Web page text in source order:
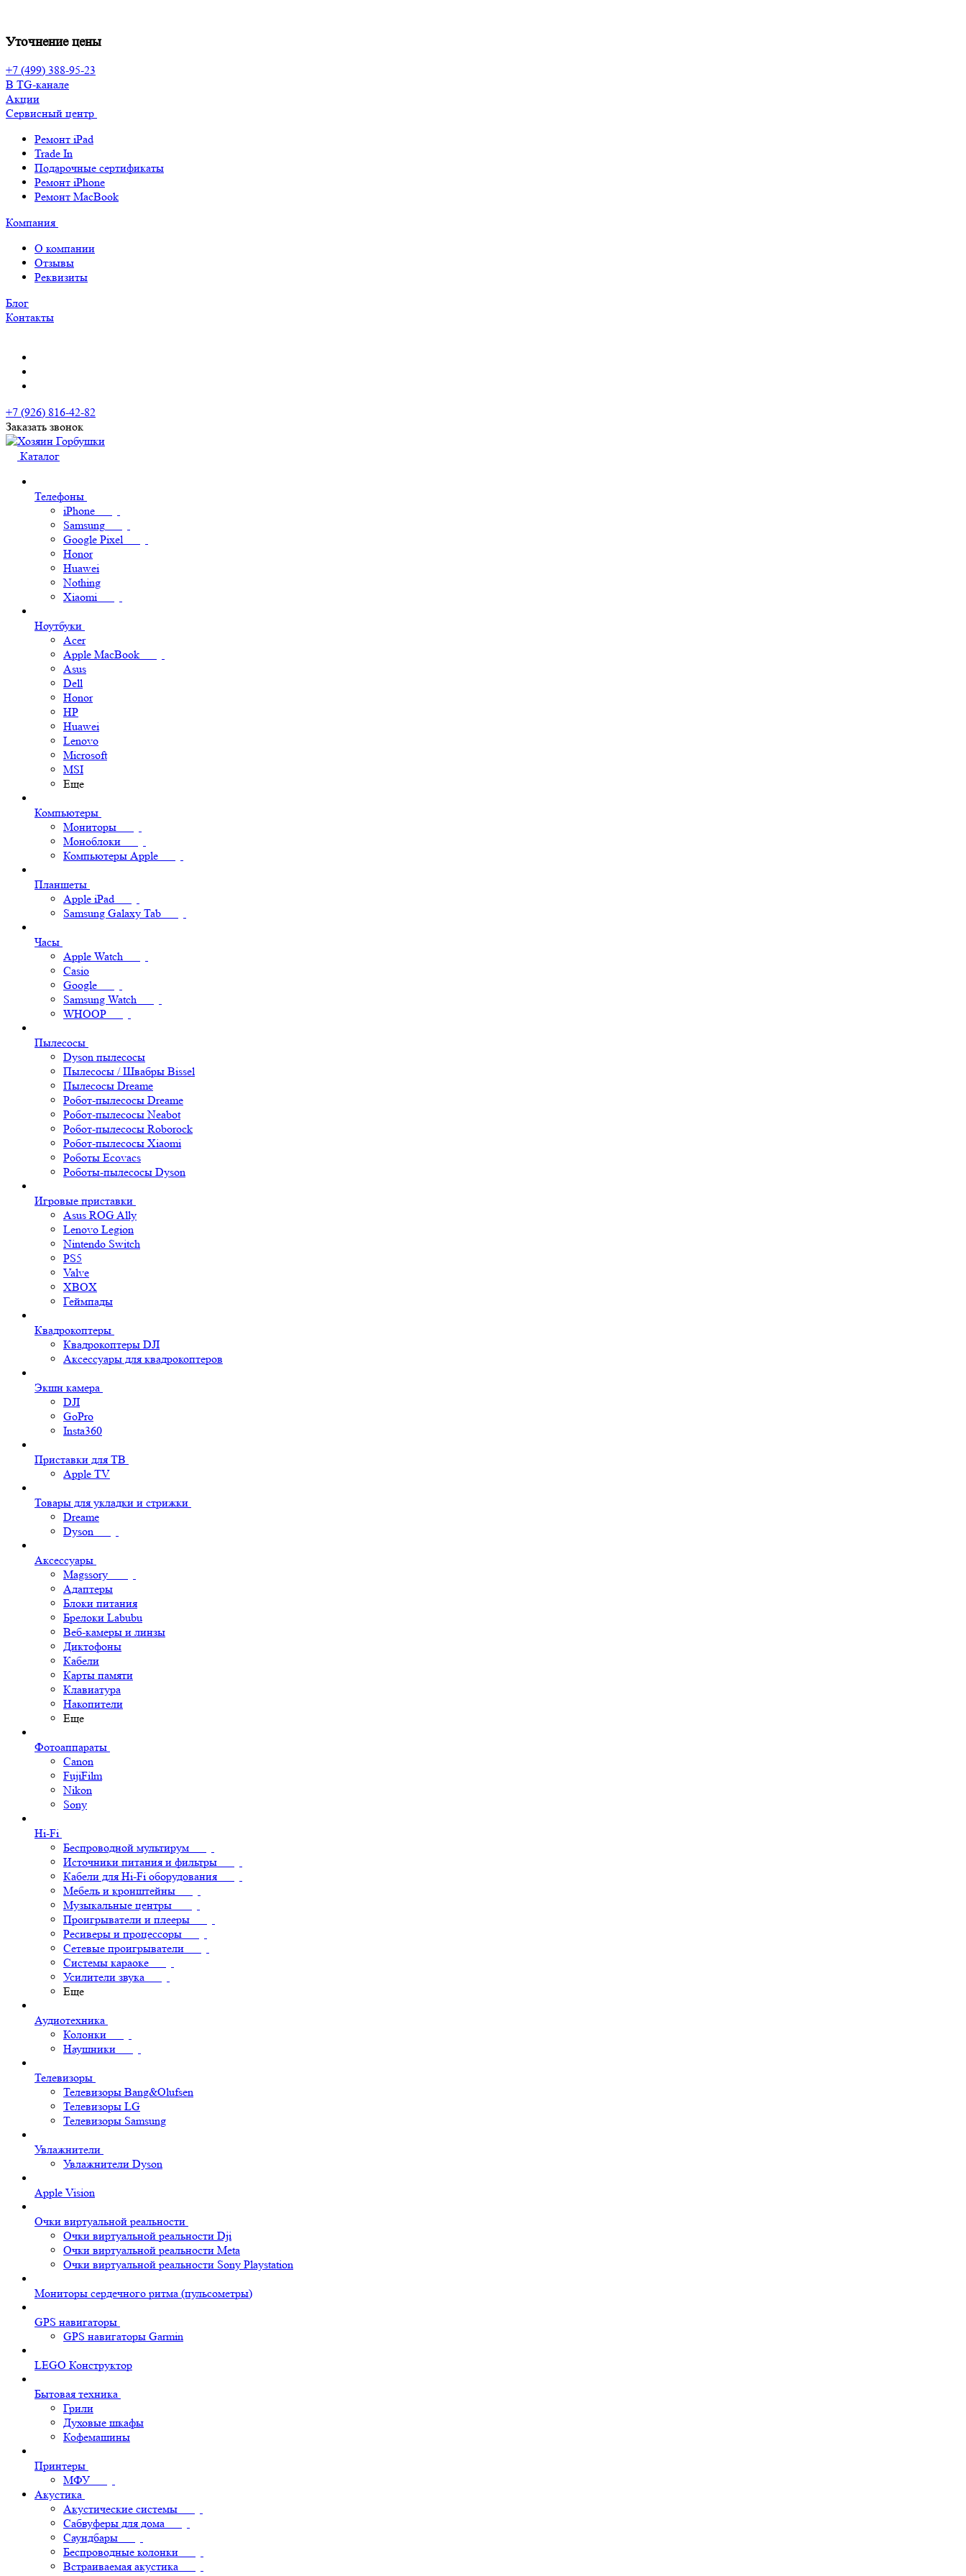
Уточнение цены
+7 (499) 388-95-23
В TG-канале
Акции
Сервисный центр
Ремонт iPad
Trade In
Подарочные сертификаты
Ремонт iPhone
Ремонт MacBook
Компания
О компании
Отзывы
Реквизиты
Блог
Контакты
+7 (926) 816-42-82
Заказать звонок
Каталог
Телефоны
iPhone
Samsung
Google Pixel
Honor
Huawei
Nothing
Xiaomi
Ноутбуки
Acer
Apple MacBook
Asus
Dell
Honor
HP
Huawei
Lenovo
Microsoft
MSI
Еще
Компьютеры
Мониторы
Моноблоки
Компьютеры Apple
Планшеты
Apple iPad
Samsung Galaxy Tab
Часы
Apple Watch
Casio
Google
Samsung Watch
WHOOP
Пылесосы
Dyson пылесосы
Пылесосы / Швабры Bissel
Пылесосы Dreame
Робот-пылесосы Dreame
Робот-пылесосы Neabot
Робот-пылесосы Roborock
Робот-пылесосы Xiaomi
Роботы Ecovacs
Роботы-пылесосы Dyson
Игровые приставки
Asus ROG Ally
Lenovo Legion
Nintendo Switch
PS5
Valve
XBOX
Геймпады
Квадрокоптеры
Квадрокоптеры DJI
Аксессуары для квадрокоптеров
Экшн камера
DJI
GoPro
Insta360
Приставки для ТВ
Apple TV
Товары для укладки и стрижки
Dreame
Dyson
Аксессуары
Magssory
Адаптеры
Блоки питания
Брелоки Labubu
Веб-камеры и линзы
Диктофоны
Кабели
Карты памяти
Клавиатура
Накопители
Еще
Фотоаппараты
Canon
FujiFilm
Nikon
Sony
Hi-Fi
Беспроводной мультирум
Источники питания и фильтры
Кабели для Hi-Fi оборудования
Мебель и кронштейны
Музыкальные центры
Проигрыватели и плееры
Ресиверы и процессоры
Сетевые проигрыватели
Системы караоке
Усилители звука
Еще
Аудиотехника
Колонки
Наушники
Телевизоры
Телевизоры Bang&Olufsen
Телевизоры LG
Телевизоры Samsung
Увлажнители
Увлажнители Dyson
Apple Vision
Очки виртуальной реальности
Очки виртуальной реальности Dji
Очки виртуальной реальности Meta
Очки виртуальной реальности Sony Playstation
Мониторы сердечного ритма (пульсометры)
GPS навигаторы
GPS навигаторы Garmin
LEGO Конструктор
Бытовая техника
Грили
Духовые шкафы
Кофемашины
Принтеры
МФУ
Акустика
Акустические системы
Сабвуферы для дома
Саундбары
Беспроводные колонки
Встраиваемая акустика